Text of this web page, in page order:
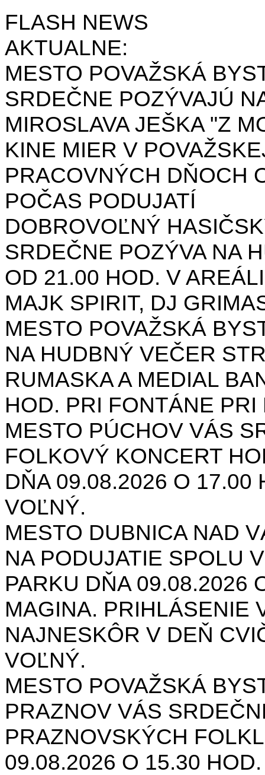
FLASH NEWS
AKTUALNE:
MESTO POVAŽSKÁ
SRDEČNE POZÝVAJÚ
MIROSLAVA JEŠKA "Z
KINE MIER V
PRACOVNÝCH DŇOCH
POČAS PODUJATÍ
DOBROVOĽNÝ
SRDEČNE POZÝVA NA
OD 21.00 HOD. V
MAJK SPIRIT, DJ
MESTO POVAŽSKÁ
NA HUDBNÝ VEČER
RUMASKA A MEDIAL
HOD. PRI FONTÁNE PRI
MESTO PÚCHOV VÁS
FOLKOVÝ KONCERT
DŇA 09.08.2026 O 17.00
VOĽNÝ.
MESTO DUBNICA NAD
NA PODUJATIE SPOLU
PARKU DŇA 09.08.2026
MAGINA. PRIHLÁSENIE
NAJNESKÔR V DEŇ
VOĽNÝ.
MESTO POVAŽSKÁ
PRAZNOV VÁS
PRAZNOVSKÝCH
09.08.2026 O 15.30